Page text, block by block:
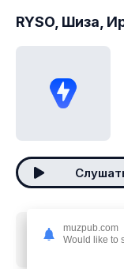
RYSO, Шиза,
Скачать песню
mp3
muzpub.com
Would like to